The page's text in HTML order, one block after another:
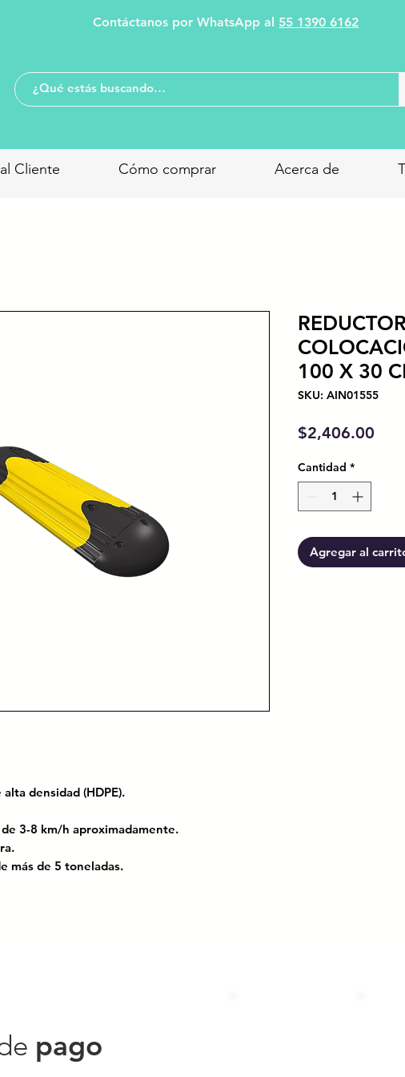
Contáctanos por WhatsApp al 55 1390 6162
Cliente Cómo comprar Acerca de
densidad (HDPE).
3-8 km/h aproximadamente.
más de 5 toneladas.
decoloran ni requieren pintura. Soporta
ni agrietarse. Su instalación es
100 X 30
SKU: AIN01555
$2,406.00
Cantidad *
Agregar al
pago